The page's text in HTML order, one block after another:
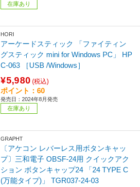
在庫あり
HORI
アーケードスティック 「ファイティン
グスティック mini for Windows PC」 HP
C-063 ［USB /Windows］
¥5,980 (税込)
ポイント：60
発売日：2024年8月発売
在庫あり
GRAPHT
〔アケコン レバーレス用ボタンキャッ
プ〕三和電子 OBSF-24用 クイックアク
ション ボタンキャップ24 「24 TYPE C
(万能タイプ)」 TGR037-24-03